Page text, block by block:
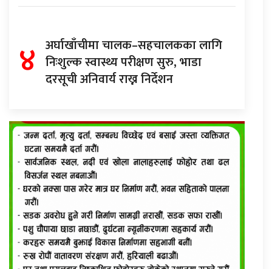
४ अर्घाखाँचीमा चालक–सहचालकका लागि
निःशुल्क स्वास्थ्य परीक्षण सुरु, भाडा
दरसूची अनिवार्य राख्न निर्देशन